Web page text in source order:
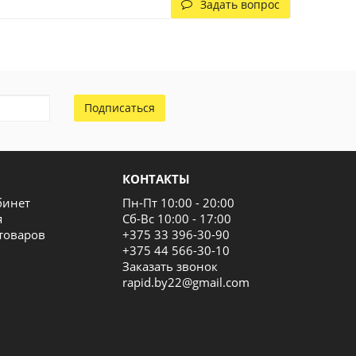
Задать вопрос
Подписаться
КОНТАКТЫ
Пн-Пт 10:00 - 20:00
Сб-Вс 10:00 - 17:00
+375 33 396-30-90
+375 44 566-30-10
Заказать звонок
rapid.by22@gmail.com